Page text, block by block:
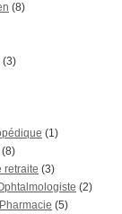
(8)
(3)
(1)
(8)
retraite (3)
(2)
Pharmacie (5)